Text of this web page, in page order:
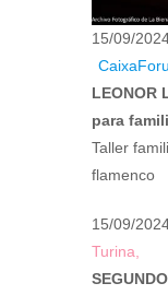
15/09/
LEONOR
para
Taller
flamenco
15/09/
Turina,